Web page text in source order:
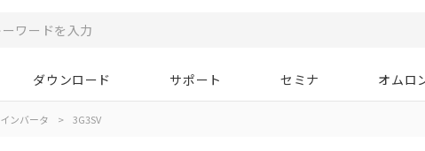
ダウンロード サポート セミナ オムロ
インバータ > 3G3SV